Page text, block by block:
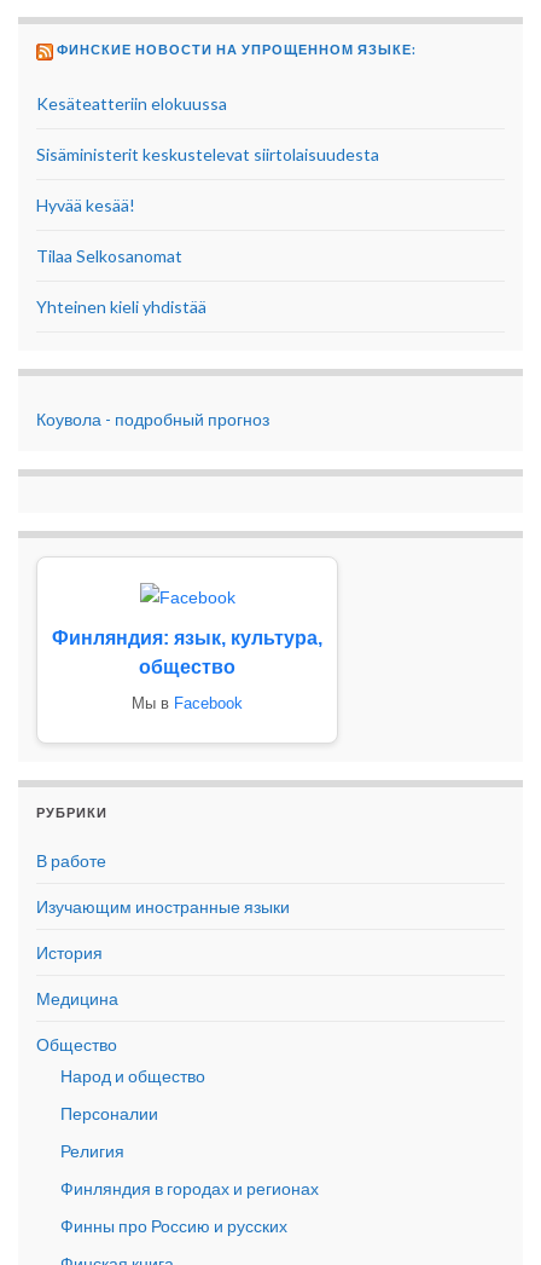
ФИНСКИЕ НОВОСТИ НА УПРОЩЕННОМ ЯЗЫКЕ:
Kesäteatteriin elokuussa
Sisäministerit keskustelevat siirtolaisuudesta
Hyvää kesää!
Tilaa Selkosanomat
Yhteinen kieli yhdistää
Коувола - подробный прогноз
Финляндия: язык, культура,
общество
Мы в Facebook
РУБРИКИ
В работе
Изучающим иностранные языки
История
Медицина
Общество
Народ и общество
Персоналии
Религия
Финляндия в городах и регионах
Финны про Россию и русских